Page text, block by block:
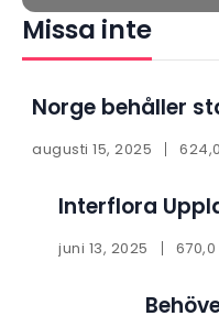
Missa inte
Norge behåller
augusti 15, 2025
Interflora
juni 13, 2025